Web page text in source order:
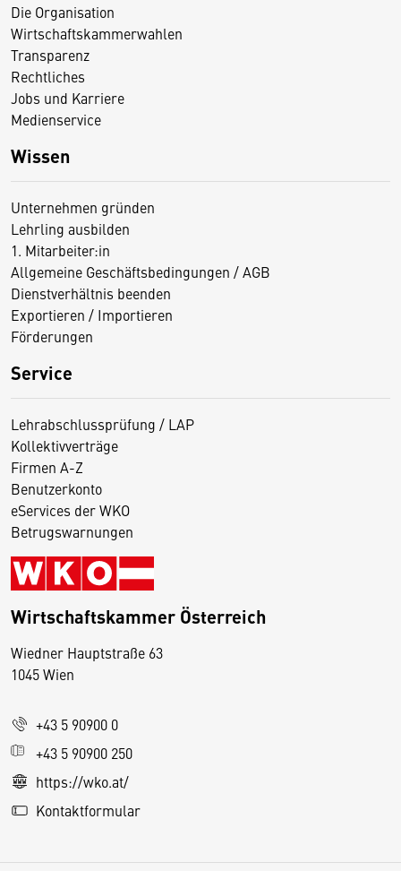
Die Organisation
Wirtschaftskammerwahlen
Transparenz
Rechtliches
Jobs und Karriere
Medienservice
Wissen
Unternehmen gründen
Lehrling ausbilden
1. Mitarbeiter:in
Allgemeine Geschäftsbedingungen / AGB
Dienstverhältnis beenden
Exportieren / Importieren
Förderungen
Service
Lehrabschlussprüfung / LAP
Kollektivverträge
Firmen A-Z
Benutzerkonto
eServices der WKO
Betrugswarnungen
Wirtschaftskammer Österreich
Wiedner Hauptstraße 63
1045 Wien
+43 5 90900 0
+43 5 90900 250
https://wko.at/
Kontaktformular
D
s
e
S
e